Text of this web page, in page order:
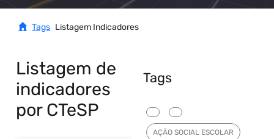
Tags Listagem Indicadores
Listagem de
indicadores
por CTeSP
Tags
AÇÃO SOCIAL ESCOLAR